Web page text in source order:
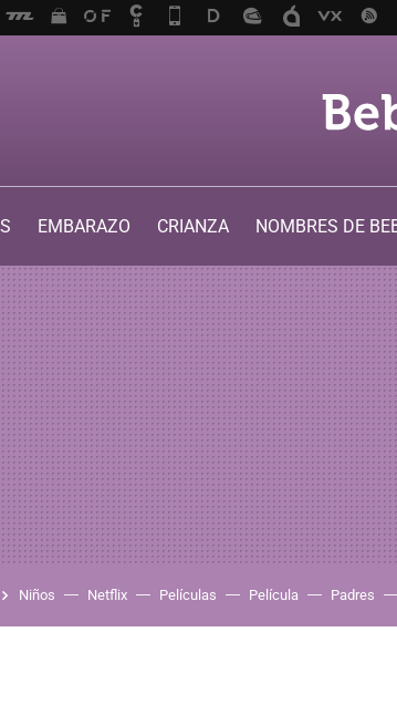
EMBARAZO CRIANZA NOMBRES DE
Niños Netflix Películas Película Padres